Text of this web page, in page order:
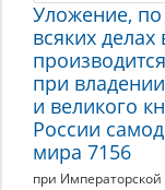
Уложение, по
всяких делах
при
и великого
России
мира 7156
при